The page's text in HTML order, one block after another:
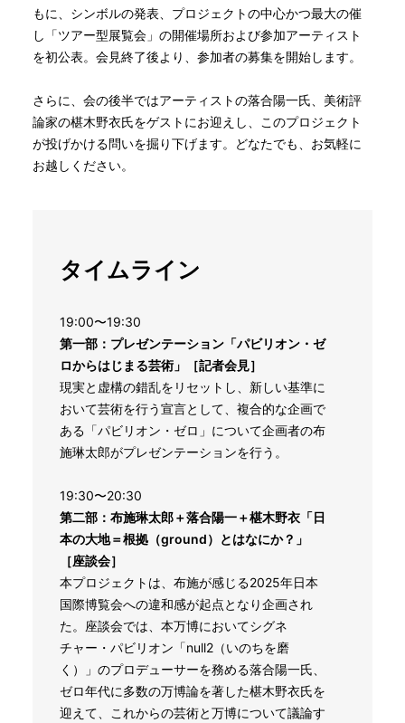
もに、シンボルの発表、プロジェクトの中心かつ最大の催
し「ツアー型展覧会」の開催場所および参加アーティスト
を初公表。会見終了後より、参加者の募集を開始します。
さらに、会の後半ではアーティストの落合陽一氏、美術評
論家の椹木野衣氏をゲストにお迎えし、このプロジェクト
が投げかける問いを掘り下げます。どなたでも、お気軽に
お越しください。
タイムライン
19:00〜19:30
第一部：プレゼンテーション「パビリオン・ゼ
ロからはじまる芸術」
［記者会見］
現実と虚構の錯乱をリセットし、新しい基準に
おいて芸術を行う宣言として、複合的な企画で
ある「パビリオン・ゼロ」について企画者の布
施琳太郎がプレゼンテーションを行う。
19:30〜20:30
第二部：布施琳太郎＋落合陽一＋椹木野衣「日
本の大地＝根拠（ground）とはなにか？」
［座談会］
本プロジェクトは、布施が感じる2025年日本
国際博覧会への違和感が起点となり企画され
た。座談会では、本万博においてシグネ
チャー・パビリオン「null2（いのちを磨
く）」のプロデューサーを務める落合陽一氏、
ゼロ年代に多数の万博論を著した椹木野衣氏を
迎えて、これからの芸術と万博について議論す